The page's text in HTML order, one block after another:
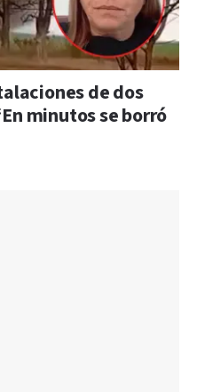
de dos
minutos se borró